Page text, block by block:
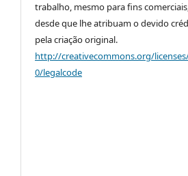
trabalho, mesmo para fins
desde que lhe atribuam o devido
pela criação original.
http://creativecommons.org/
0/legalcode